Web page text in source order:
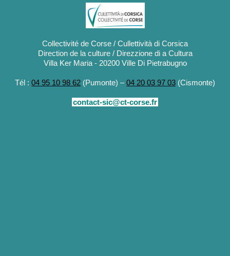
Collectivité de Corse / Cullettività di Corsica
Direction de la culture / Direzzione di a Cultura
Villa Ker Maria - 20200 Ville Di Pietrabugno
Tél : 04 95 10 98 62 (Pumonte) –04 20 03 97 03 (Cismonte)
contact-sic@ct-corse.fr